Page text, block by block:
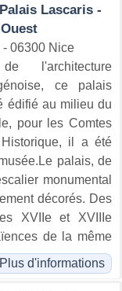
Lascaris -
- 06300 Nice
l'architecture
ce palais
édifié au milieu du
pour les Comtes
Historique, il a été
palais, de
monumental
décorés. Des
XVIIe et XVIIIe
de la même
Plus d'informations